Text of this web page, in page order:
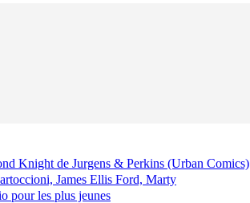
Knight de Jurgens & Perkins (Urban Comics)
James Ellis Ford, Marty
pour les plus jeunes